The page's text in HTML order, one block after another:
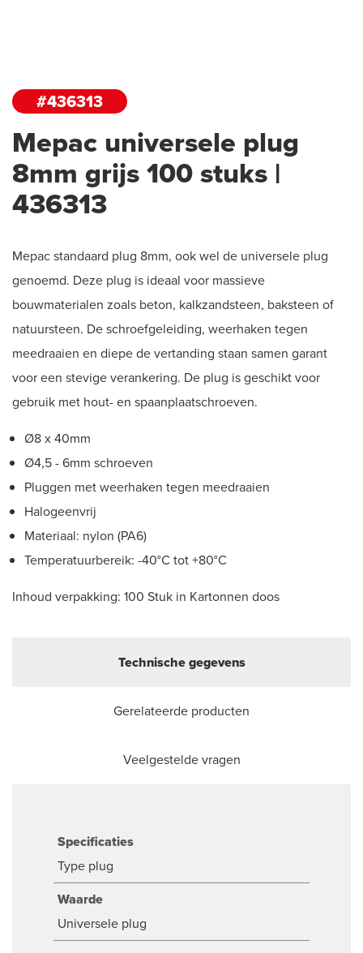
#436313
Mepac universele plug
8mm grijs 100 stuks |
436313
Mepac standaard plug 8mm, ook wel de universele plug
genoemd. Deze plug is ideaal voor massieve
bouwmaterialen zoals beton, kalkzandsteen, baksteen of
natuursteen. De schroefgeleiding, weerhaken tegen
meedraaien en diepe de vertanding staan samen garant
voor een stevige verankering. De plug is geschikt voor
gebruik met hout- en spaanplaatschroeven.
Ø8 x 40mm
Ø4,5 - 6mm schroeven
Pluggen met weerhaken tegen meedraaien
Halogeenvrij
Materiaal: nylon (PA6)
Temperatuurbereik: -40°C tot +80°C
Inhoud verpakking: 100 Stuk in Kartonnen doos
Technische gegevens
Gerelateerde producten
Veelgestelde vragen
Specificaties
Type plug
Waarde
Universele plug